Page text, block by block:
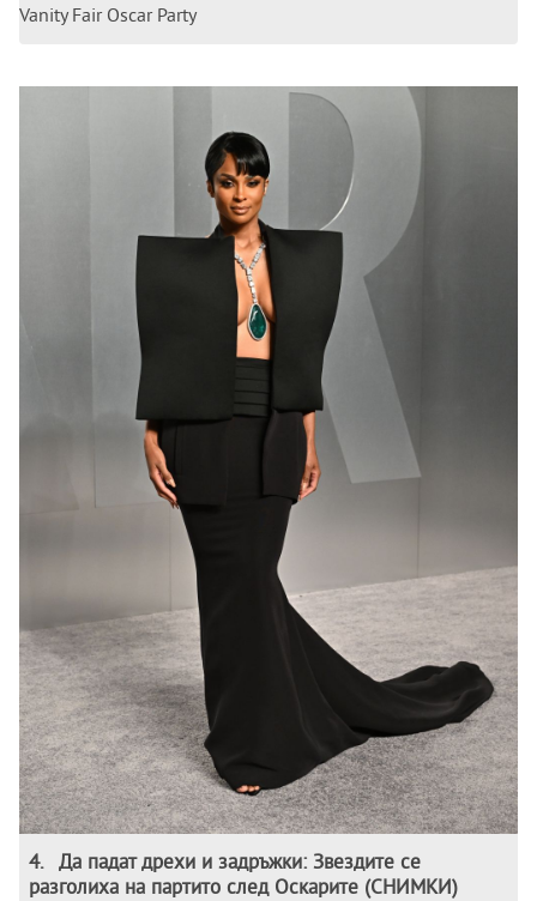
Vanity Fair Oscar Party
4.
Да падат дрехи и задръжки: Звездите се
разголиха на партито след Оскарите (СНИМКИ)